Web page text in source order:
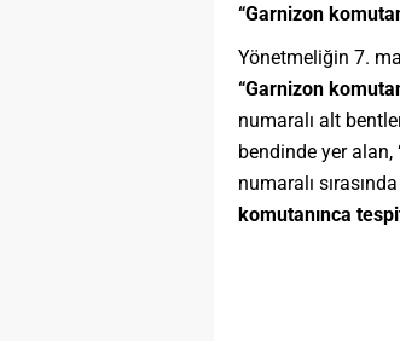
“Garnizon
Yönetmeliğin 7.
“Garnizon
numaralı alt
bendinde yer alan,
numaralı
komutanınca